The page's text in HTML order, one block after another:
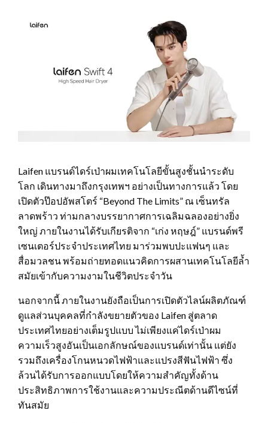
Laifen แบรนด์ไดร์เป่าผมเทคโนโลยีขั้นสูงชั้นนำระดับ
โลก เดินทางมาถึงกรุงเทพฯ อย่างเป็นทางการแล้ว โดย
เปิดตัวป๊อปอัพสโตร์ “Beyond The Limits” ณ เซ็นทรัล
ลาดพร้าว ท่ามกลางบรรยากาศการเฉลิมฉลองอย่างยิ่ง
ใหญ่ ภายในงานได้รับเกียรติจาก “เก่ง หฤษฎ์” แบรนด์พรี
เซนเตอร์ประจำประเทศไทย มาร่วมพบปะแฟนๆ และ
สื่อมวลชน พร้อมถ่ายทอดแนวคิดการผสานเทคโนโลยีล้ำ
สมัยเข้ากับความงามในชีวิตประจำวัน
นอกจากนี้ ภายในงานยังถือเป็นการเปิดตัวไลน์ผลิตภัณฑ์
ดูแลส่วนบุคคลที่กำลังขยายตัวของ Laifen สู่ตลาด
ประเทศไทยอย่างเต็มรูปแบบ ไม่เพียงแค่ไดร์เป่าผม
ความเร็วสูงอันเป็นเอกลักษณ์ของแบรนด์เท่านั้น แต่ยัง
รวมถึงเครื่องโกนหนวดไฟฟ้าและแปรงสีฟันไฟฟ้า ซึ่ง
ล้วนได้รับการออกแบบโดยให้ความสำคัญทั้งด้าน
ประสิทธิภาพการใช้งานและความประณีตด้านดีไซน์ที่
ทันสมัย